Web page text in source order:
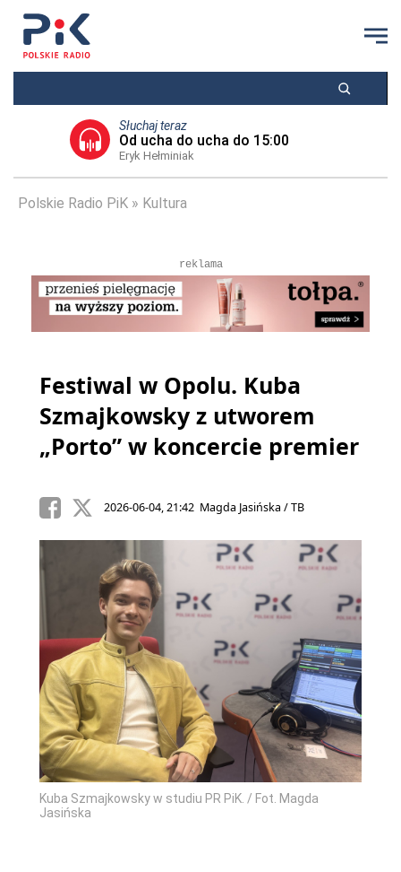
Słuchaj teraz
Od ucha do ucha do 15:00
Eryk Hełminiak
Polskie Radio PiK Kultura
reklama
Festiwal w Opolu. Kuba
Szmajkowsky z utworem
„Porto” w koncercie premier
2026-06-04, 21:42 Magda Jasińska / TB
Kuba Szmajkowsky w studiu PR PiK. / Fot. Magda
Jasińska